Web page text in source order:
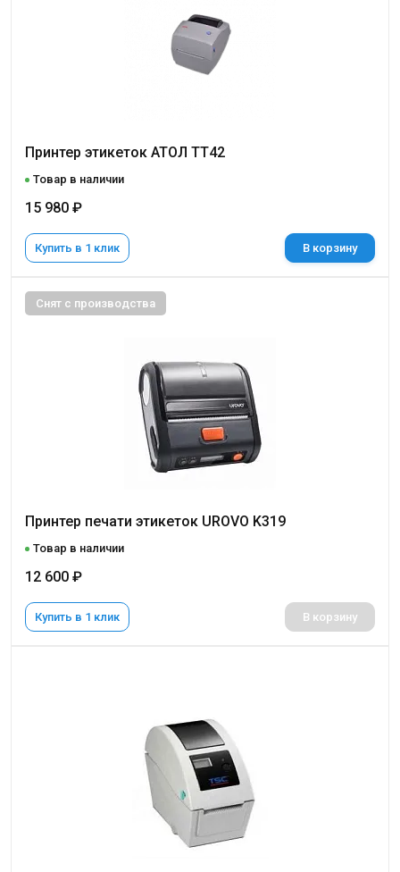
Принтер этикеток АТОЛ ТТ42
Товар в наличии
15 980 ₽
Купить в 1 клик В корзину
Снят с производства
Принтер печати этикеток UROVO K319
Товар в наличии
12 600 ₽
Купить в 1 клик В корзину